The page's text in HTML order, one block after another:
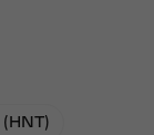
(HNT)